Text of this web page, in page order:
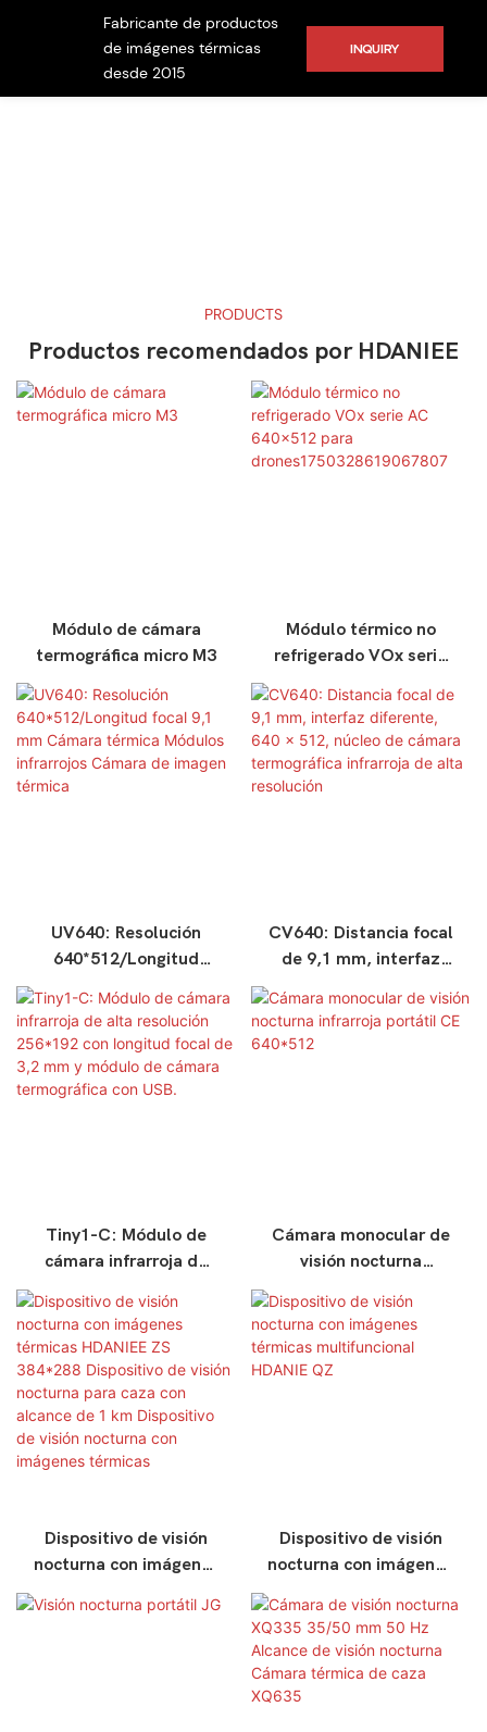
Fabricante de productos
de imágenes térmicas
desde 2015
INQUIRY
PRODUCTS
Productos recomendados por HDANIEE
Módulo de cámara
termográfica micro M3
Módulo térmico no
refrigerado VOx serie
drones1750328619067
807
UV640: Resolución
640*512/Longitud
térmica Módulos
infrarrojos Cámara de
imagen térmica
CV640: Distancia focal
de 9,1 mm, interfaz
núcleo de cámara
termográfica infrarroja
Tiny1-C: Módulo de
cámara infrarroja de
256*192 con longitud
focal de 3,2 mm y
módulo de cámara
termográfica con USB.
Cámara monocular de
visión nocturna
640*512
Dispositivo de visión
nocturna con imágenes
384*288 Dispositivo de
Dispositivo de visión
nocturna con imágenes
multifuncional HDANIE
QZ